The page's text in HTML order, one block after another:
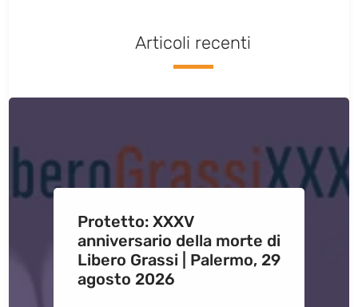
Articoli recenti
Protetto: XXXV
anniversario della morte di
Libero Grassi | Palermo, 29
agosto 2026